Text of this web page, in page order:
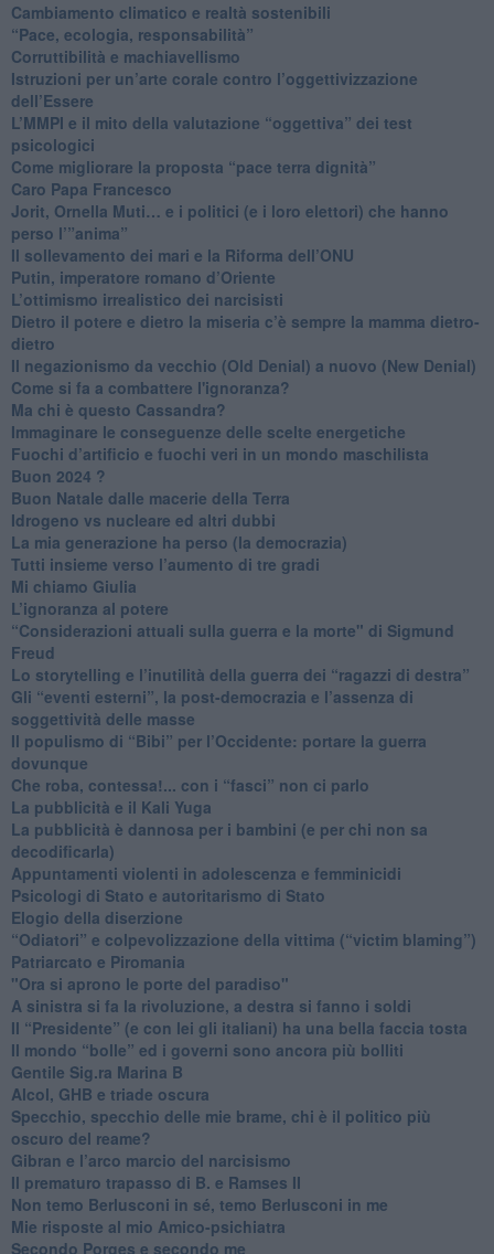
Cambiamento climatico e realtà sostenibili
“Pace, ecologia, responsabilità”
​Corruttibilità e machiavellismo
Istruzioni per un’arte corale contro l’oggettivizzazione
dell’Essere
​L’MMPI e il mito della valutazione “oggettiva” dei test
psicologici
Come migliorare la proposta “pace terra dignità”
Caro Papa Francesco
​Jorit, Ornella Muti… e i politici (e i loro elettori) che hanno
perso l’”anima”
​Il sollevamento dei mari e la Riforma dell’ONU
Putin, imperatore romano d’Oriente
​L’ottimismo irrealistico dei narcisisti
​Dietro il potere e dietro la miseria c’è sempre la mamma dietro-
dietro
Il negazionismo da vecchio (Old Denial) a nuovo (New Denial)
Come si fa a combattere l'ignoranza?
Ma chi è questo Cassandra?
Immaginare le conseguenze delle scelte energetiche
​Fuochi d’artificio e fuochi veri in un mondo maschilista
Buon 2024 ?
​Buon Natale dalle macerie della Terra
​Idrogeno vs nucleare ed altri dubbi
​La mia generazione ha perso (la democrazia)
​Tutti insieme verso l’aumento di tre gradi
Mi chiamo Giulia
L’ignoranza al potere
​“Considerazioni attuali sulla guerra e la morte" di Sigmund
Freud
​Lo storytelling e l’inutilità della guerra dei “ragazzi di destra”
​Gli “eventi esterni”, la post-democrazia e l’assenza di
soggettività delle masse
​Il populismo di “Bibi” per l’Occidente: portare la guerra
dovunque
​Che roba, contessa!... con i “fasci” non ci parlo
La pubblicità e il Kali Yuga
​La pubblicità è dannosa per i bambini (e per chi non sa
decodificarla)
​Appuntamenti violenti in adolescenza e femminicidi
​Psicologi di Stato e autoritarismo di Stato
Elogio della diserzione
“Odiatori” e colpevolizzazione della vittima (“victim blaming”)
​Patriarcato e Piromania
"Ora si aprono le porte del paradiso"
​A sinistra si fa la rivoluzione, a destra si fanno i soldi
​Il “Presidente” (e con lei gli italiani) ha una bella faccia tosta
​Il mondo “bolle” ed i governi sono ancora più bolliti
​Gentile Sig.ra Marina B
​Alcol, GHB e triade oscura
​Specchio, specchio delle mie brame, chi è il politico più
oscuro del reame?
​Gibran e l’arco marcio del narcisismo
​Il prematuro trapasso di B. e Ramses II
​Non temo Berlusconi in sé, temo Berlusconi in me
​Mie risposte al mio Amico-psichiatra
​Secondo Porges e secondo me